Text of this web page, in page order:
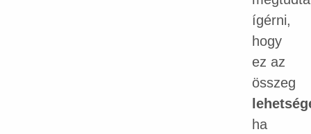
ígérni,
hogy
ez az
összeg
ha